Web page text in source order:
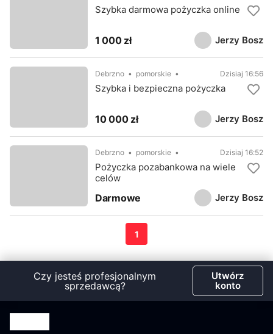
Jerzy Bosz
Szybka darmowa pożyczka online
1 000 zł
Jerzy Bosz
Debrzno pomorskie Dzisiaj 16:56
Szybka i bezpieczna pożyczka
10 000 zł
Jerzy Bosz
Debrzno pomorskie Dzisiaj 16:52
Pożyczka pozabankowa na wiele
celów
Darmowe
1
Czy jesteś profesjonalnym
sprzedawcą?
Utwórz
konto